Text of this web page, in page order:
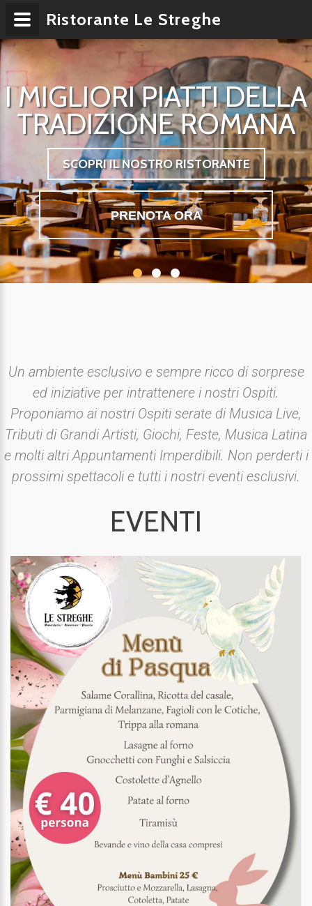
I MIGLIORI PIATTI DELLA
TRADIZIONE ROMANA
SCOPRI IL NOSTRO RISTORANTE
PRENOTA ORA
Un ambiente esclusivo e sempre ricco di sorprese
ed iniziative per intrattenere i nostri Ospiti.
Proponiamo ai nostri Ospiti serate di Musica Live,
Tributi di Grandi Artisti, Giochi, Feste, Musica Latina
e molti altri Appuntamenti Imperdibili. Non perderti i
prossimi spettacoli e tutti i nostri eventi esclusivi.
EVENTI
Ristorante Le Streghe